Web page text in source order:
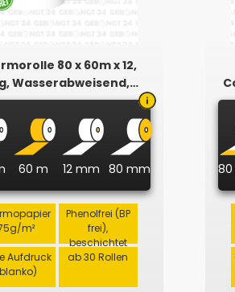
80 x 60m x 12,
Wasserabweisend,
Phenolfrei
60 m 12 mm 80 mm
m²
Phenolfrei (BP
frei),
beschichtet
Aufdruck
ab 30 Rollen